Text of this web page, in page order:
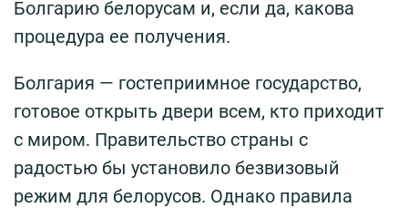
Болгарию белорусам и, если да, какова
процедура ее получения.
Болгария — гостеприимное государство,
готовое открыть двери всем, кто приходит
с миром. Правительство страны с
радостью бы установило безвизовый
режим для белорусов. Однако правила